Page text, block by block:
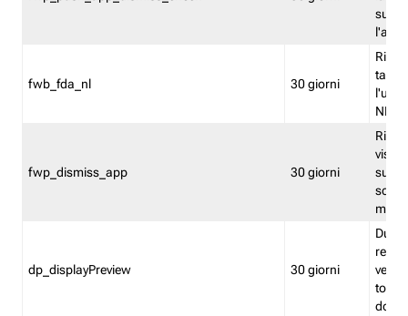
fwb_fda_nl 30 giorni
NL
fwp_dismiss_app 30 giorni
visto
dp_displayPreview 30 giorni
torna
dopo